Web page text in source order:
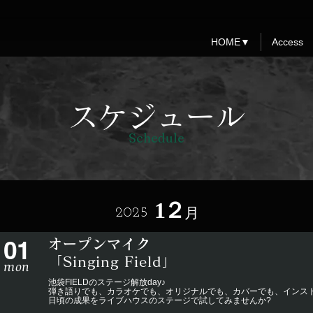
HOME▼ Access
スケジュール
Schedule
1２ 月
2025
01
mon
オープンマイク
「Singing Field」
池袋FIELDのステージ解放day♪
弾き語りでも、カラオケでも、オリジナルでも、カバーでも、インス
日頃の成果をライブハウスのステージで試してみませんか?